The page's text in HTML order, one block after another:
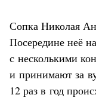
Сопка Николая
Посередине неё
с несколькими
и принимают за
12 раз в год